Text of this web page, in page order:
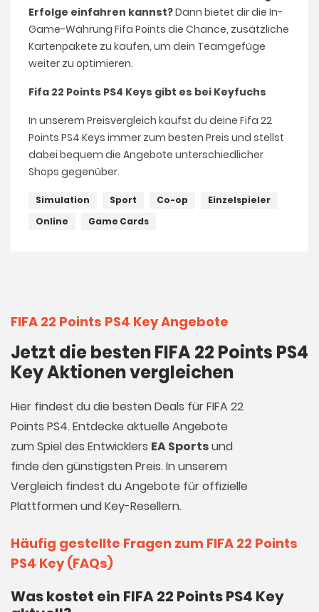
Erfolge einfahren kannst?Dann bietet dir die In-
Game-Währung Fifa Points die Chance, zusätzliche
Kartenpakete zu kaufen, um dein Teamgefüge
weiter zu optimieren.
Fifa 22 Points PS4 Keys gibt es bei Keyfuchs
In unserem Preisvergleich kaufst du deine Fifa 22
Points PS4 Keys immer zum besten Preis und stellst
dabei bequem die Angebote unterschiedlicher
Shops gegenüber.
Simulation Sport Co-op
Einzelspieler
Online
Game Cards
FIFA 22 Points PS4 Key Angebote
Jetzt die besten FIFA 22 Points PS4
Key Aktionen vergleichen
Hier findest du die besten Deals für FIFA 22
Points PS4. Entdecke aktuelle Angebote
zum Spiel des Entwicklers EA Sportsund
finde den günstigsten Preis. In unserem
Vergleich findest du Angebote für offizielle
Plattformen und Key-Resellern.
Häufig gestellte Fragen zum FIFA 22 Points
PS4 Key (FAQs)
Was kostet ein FIFA 22 Points PS4 Key